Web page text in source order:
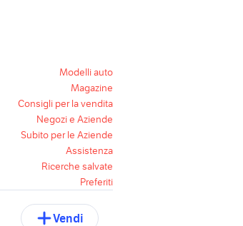
Modelli auto
Magazine
Consigli per la vendita
Negozi e Aziende
Subito per le Aziende
Assistenza
Ricerche salvate
Preferiti
Vendi